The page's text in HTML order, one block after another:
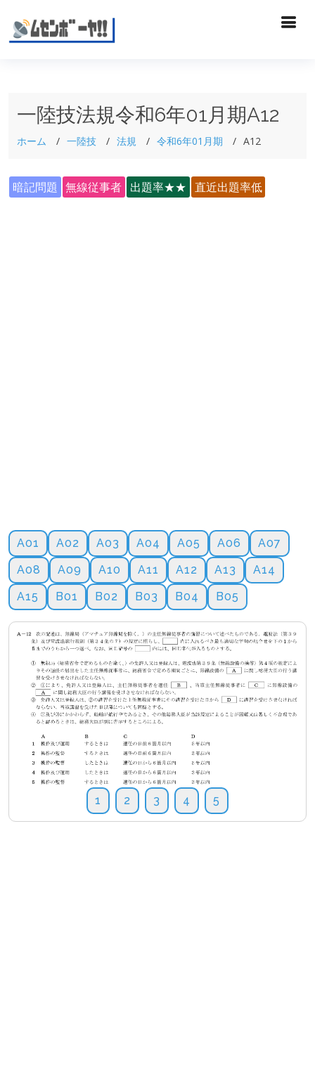
一陸技法規令和6年01月期A12
ホーム 一陸技 法規 令和6年01月期 A12
暗記問題 無線従事者 出題率★★ 直近出題率低
A01 A02 A03 A04 A05 A06
A07
A08
A09 A10 A11 A12 A13
A14
A15
B01 B02 B03 B04 B05
1 2 3 4 5